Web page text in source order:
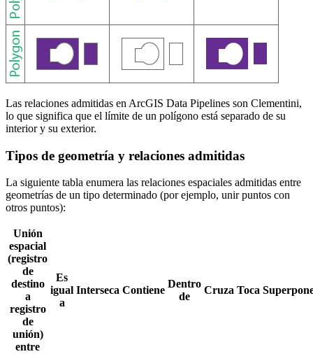
Las relaciones admitidas en ArcGIS Data Pipelines son Clementini,
lo que significa que el límite de un polígono está separado de su
interior y su exterior.
Tipos de geometría y relaciones admitidas
La siguiente tabla enumera las relaciones espaciales admitidas entre
geometrías de un tipo determinado (por ejemplo, unir puntos con
otros puntos):
Unión
espacial
(registro
de
destino
a
registro
de
unión)
entre
Es
igual
a
Interseca Contiene
Dentro
de
Cruza Toca